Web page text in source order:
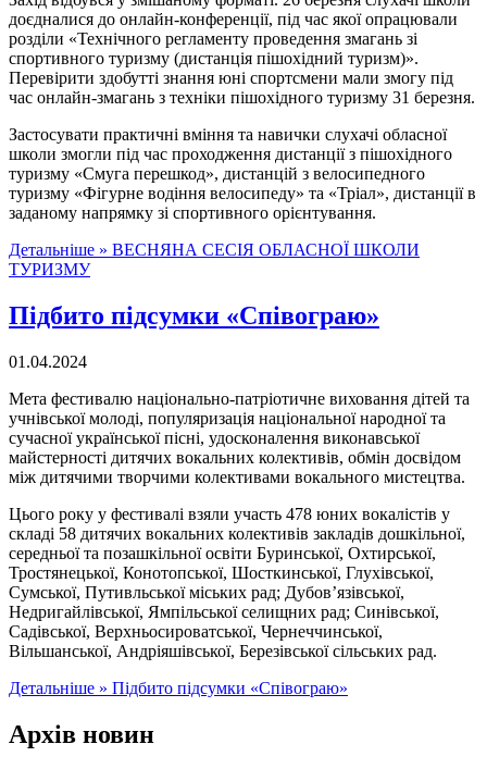
доєдналися до онлайн-конференції, під час якої опрацювали
розділи «Технічного регламенту проведення змагань зі
спортивного туризму (дистанція пішохідний туризм)».
Перевірити здобутті знання юні спортсмени мали змогу під
час онлайн-змагань з техніки пішохідного туризму 31 березня.
Застосувати практичні вміння та навички слухачі обласної
школи змогли під час проходження дистанції з пішохідного
туризму «Смуга перешкод», дистанцій з велосипедного
туризму «Фігурне водіння велосипеду» та «Тріал», дистанції в
заданому напрямку зі спортивного орієнтування.
Детальніше » ВЕСНЯНА СЕСІЯ ОБЛАСНОЇ ШКОЛИ
ТУРИЗМУ
Підбито підсумки «Співограю»
01.04.2024
Мета фестивалю національно-патріотичне виховання дітей та
учнівської молоді, популяризація національної народної та
сучасної української пісні, удосконалення виконавської
майстерності дитячих вокальних колективів, обмін досвідом
між дитячими творчими колективами вокального мистецтва.
Цього року у фестивалі взяли участь 478 юних вокалістів у
складі 58 дитячих вокальних колективів закладів дошкільної,
середньої та позашкільної освіти Буринської, Охтирської,
Тростянецької, Конотопської, Шосткинської, Глухівської,
Сумської, Путивльської міських рад; Дубов’язівської,
Недригайлівської, Ямпільської селищних рад; Синівської,
Садівської, Верхньосироватської, Чернеччинської,
Вільшанської, Андріяшівської, Березівської сільських рад.
Детальніше » Підбито підсумки «Співограю»
Архів новин